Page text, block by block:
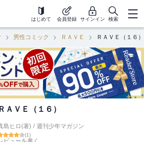
はじめて 会員登録 サインイン 検索
男性コミック ＲＡＶＥ ＲＡＶＥ（１６）
ＲＡＶＥ（１６）
島ヒロ(著) / 週刊少年マガジン
(1)